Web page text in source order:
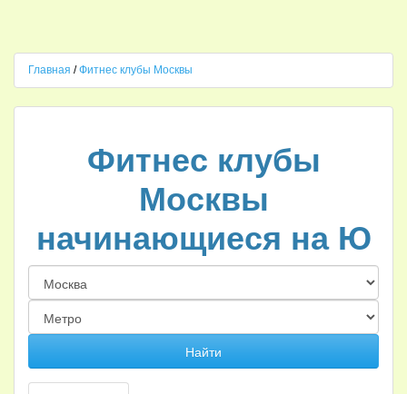
Главная /Фитнес клубы Москвы
Фитнес клубы
Москвы
начинающиеся на Ю
Найти